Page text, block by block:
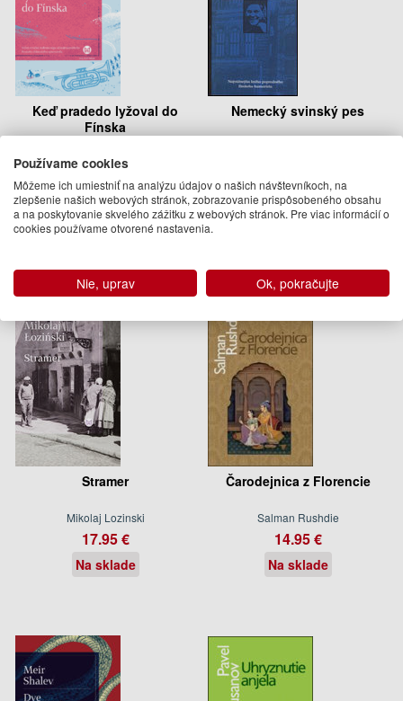
Keď pradedo lyžoval do
Fínska
13.95 €
Na sklade
Nemecký svinský pes
Vypredané
Podobné knihy
Stramer
Mikolaj Lozinski
17.95 €
Na sklade
Čarodejnica z Florencie
Salman Rushdie
14.95 €
Na sklade
Používame cookies
Môžeme ich umiestniť na analýzu údajov o našich návštevníkoch, na
zlepšenie našich webových stránok, zobrazovanie prispôsobeného obsahu
a na poskytovanie skvelého zážitku z webových stránok. Pre viac informácií o
cookies používame otvorené nastavenia.
Nie, uprav Ok, pokračujte